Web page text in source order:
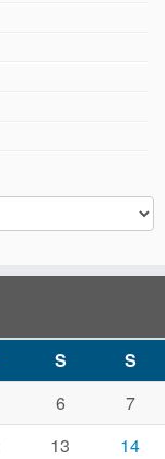
S
S
6
7
13
14